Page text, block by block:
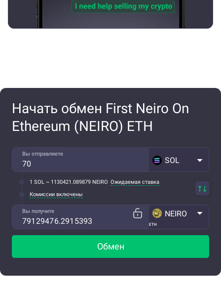
Начать обмен First Neiro On
Ethereum (NEIRO) ETH
Вы отправляете
SOL
1 SOL ~ 1130421.089879 NEIRO Ожидаемая ставка
Комиссии включены
Вы получите
ETH
NEIRO
Обмен